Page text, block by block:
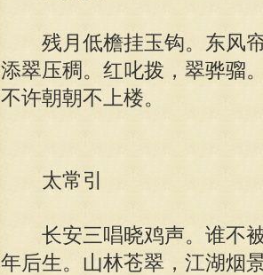
残月低檐挂玉钩。东风帘
添翠压稠。红叱拨，翠骅骝
不许朝朝不上楼。
太常引
长安三唱晓鸡声。谁不被
年后生。山林苍翠，江湖烟